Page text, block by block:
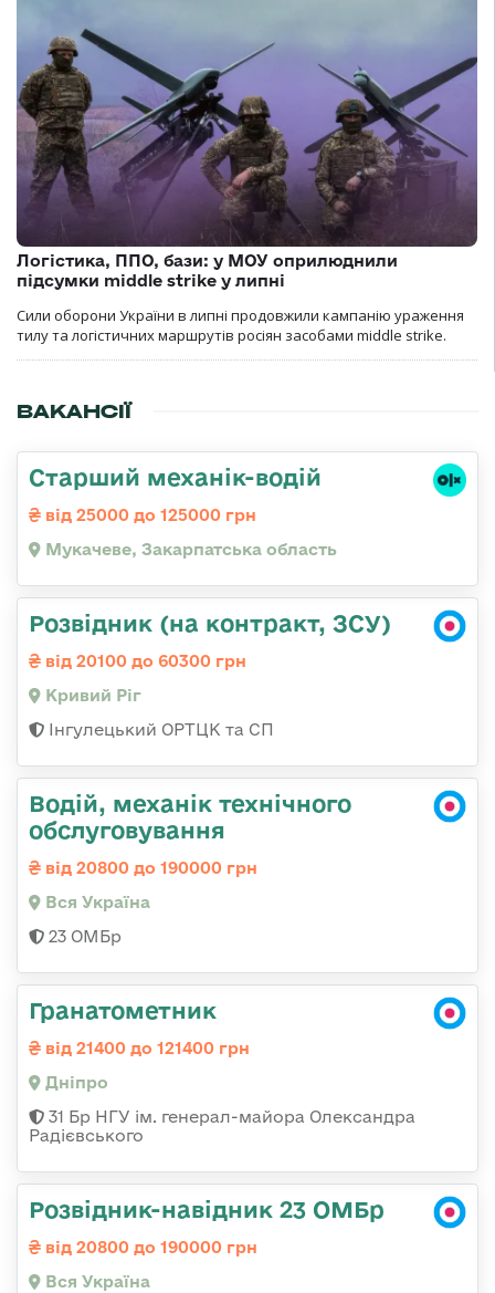
Логістика, ППО, бази: у МОУ оприлюднили
підсумки middle strike у липні
Сили оборони України в липні продовжили кампанію ураження
тилу та логістичних маршрутів росіян засобами middle strike.
ВАКАНСІЇ
Старший механік-водій
від 25000 до 125000 грн
Мукачеве, Закарпатська область
Розвідник (на контракт, ЗСУ)
від 20100 до 60300 грн
Кривий Ріг
Інгулецький ОРТЦК та СП
Водій, механік технічного
обслуговування
від 20800 до 190000 грн
Вся Україна
23 ОМБр
Гранатометник
від 21400 до 121400 грн
Дніпро
31 Бр НГУ ім. генерал-майора Олександра
Радієвського
Розвідник-навідник 23 ОМБр
від 20800 до 190000 грн
Вся Україна